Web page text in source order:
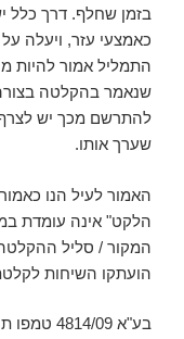
בזמן שחלף. דרך כלל
כאמצעי עזר, ויעלה
התמליל אמור להיות
שנאמר בהקלטה
להתרשם מכך יש
שערך אותו.
האמור לעיל הנו
הלקט" אינה עומדת
המקור / סליל ההקלטה
הועתקו השיחות
בע"א